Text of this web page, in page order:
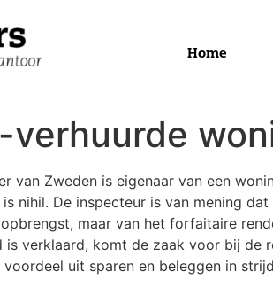
Home
verhuurde
van Zweden is eigenaar van een
nihil. De inspecteur is van mening
maar van het forfaitaire
is verklaard, komt de zaak voor bij de
voordeel uit sparen en beleggen in